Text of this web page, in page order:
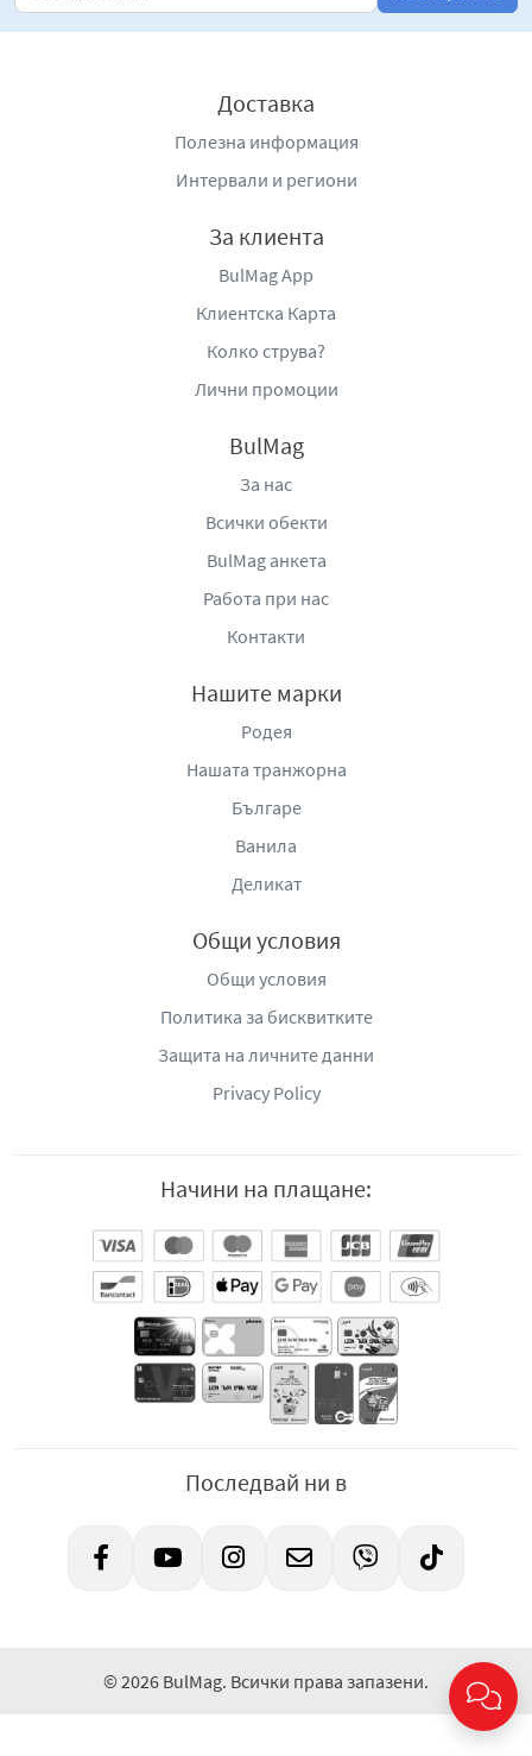
Доставка
Полезна информация
Интервали и региони
За клиента
BulMag App
Клиентска Карта
Колко струва?
Лични промоции
BulMag
За нас
Всички обекти
BulMag анкета
Работа при нас
Контакти
Нашите марки
Родея
Нашата транжорна
Българе
Ванила
Деликат
Общи условия
Общи условия
Политика за бисквитките
Защита на личните данни
Privacy Policy
Начини на плащане:
Последвай ни в
© 2026 BulMag. Всички права запазени.